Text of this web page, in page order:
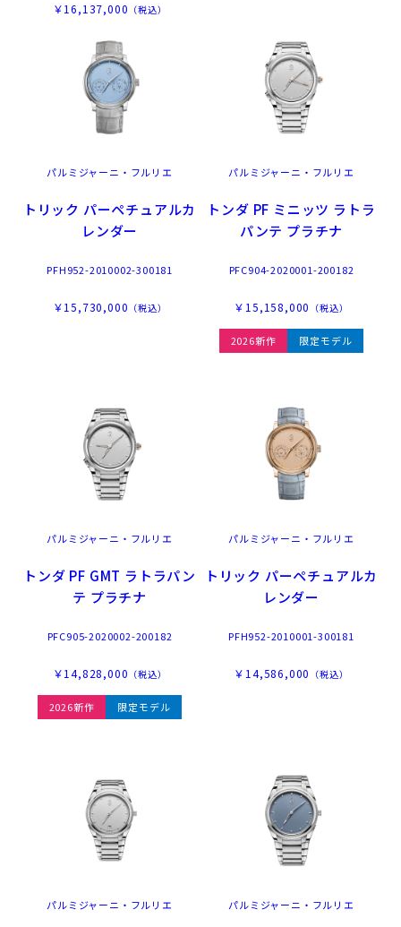
￥16,137,000 （税込）
パルミジャーニ・フルリエ
トリック パーペチュアルカ
レンダー
PFH952-2010002-300181
￥15,730,000 （税込）
パルミジャーニ・フルリエ
トンダ PF ミニッツ ラトラ
パンテ プラチナ
PFC904-2020001-200182
￥15,158,000 （税込）
2026新作 限定モデル
パルミジャーニ・フルリエ
トンダ PF GMT ラトラパン
テ プラチナ
PFC905-2020002-200182
￥14,828,000 （税込）
2026新作 限定モデル
パルミジャーニ・フルリエ
トリック パーペチュアルカ
レンダー
PFH952-2010001-300181
￥14,586,000 （税込）
パルミジャーニ・フルリエ パルミジャーニ・フルリエ